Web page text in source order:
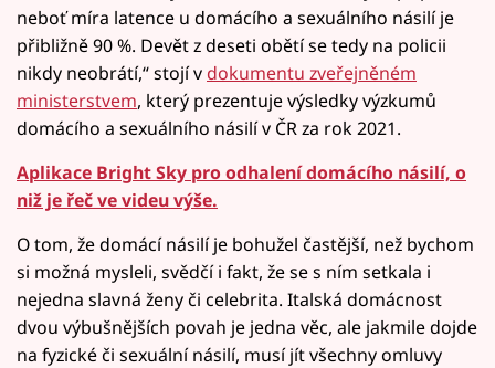
neboť míra latence u domácího a sexuálního násilí je
přibližně 90 %. Devět z deseti obětí se tedy na policii
nikdy neobrátí,“ stojí v dokumentu zveřejněném
ministerstvem, který prezentuje výsledky výzkumů
domácího a sexuálního násilí v ČR za rok 2021.
Aplikace Bright Sky pro odhalení domácího násilí, o
niž je řeč ve videu výše.
O tom, že domácí násilí je bohužel častější, než bychom
si možná mysleli, svědčí i fakt, že se s ním setkala i
nejedna slavná ženy či celebrita. Italská domácnost
dvou výbušnějších povah je jedna věc, ale jakmile dojde
na fyzické či sexuální násilí, musí jít všechny omluvy